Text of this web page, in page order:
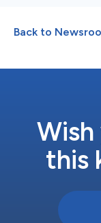
Back to
Wish
this